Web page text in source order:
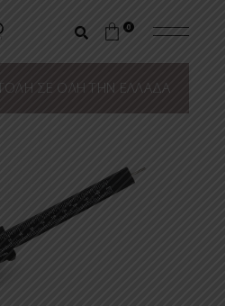
0
ΣΕ ΟΛΗ ΤΗΝ ΕΛΛΑΔΑ